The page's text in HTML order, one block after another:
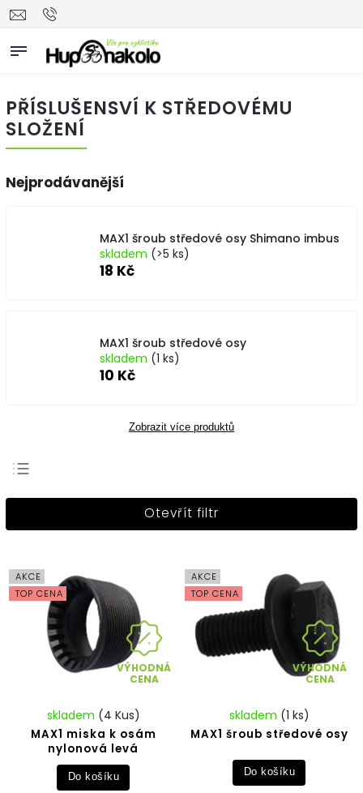
PŘÍSLUŠENSVÍ K STŘEDOVÉMU
SLOŽENÍ
Nejprodávanější
MAX1 šroub středové osy Shimano imbus
skladem (>5 ks)
18 Kč
MAX1 šroub středové osy
skladem (1 ks)
10 Kč
Zobrazit více produktů
Nejprodávanější
Abecedně
Otevřít filtr
AKCE
TOP CENA
VÝHODNÁ
CENA
MAX1 miska k osám
nylonová levá
skladem (4 Kus)
Do košíku
AKCE
TOP CENA
VÝHODNÁ
CENA
MAX1 šroub středové osy
skladem (1 ks)
Do košíku